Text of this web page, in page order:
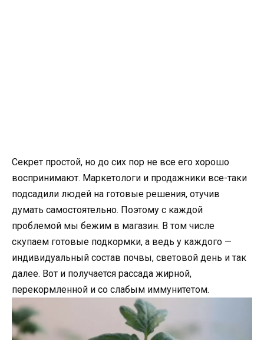
Секрет простой, но до сих пор не все его хорошо
воспринимают. Маркетологи и продажники все-таки
подсадили людей на готовые решения, отучив
думать самостоятельно. Поэтому с каждой
проблемой мы бежим в магазин. В том числе
скупаем готовые подкормки, а ведь у каждого —
индивидуальный состав почвы, световой день и так
далее. Вот и получается рассада жирной,
перекормленной и со слабым иммунитетом.